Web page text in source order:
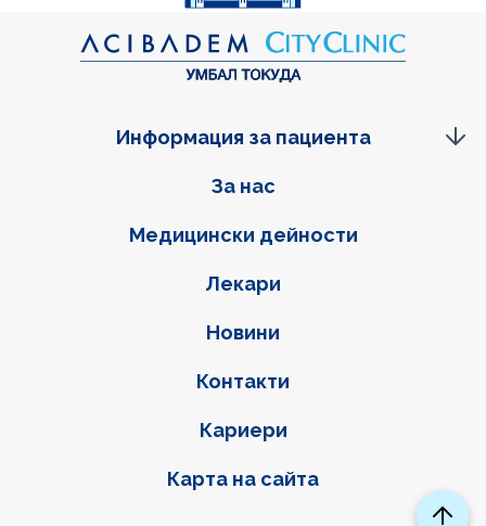
Фуутер навигация
За нас
Медицински дейности
Лекари
Новини
Контакти
Кариери
Карта на сайта
Информация за пациента